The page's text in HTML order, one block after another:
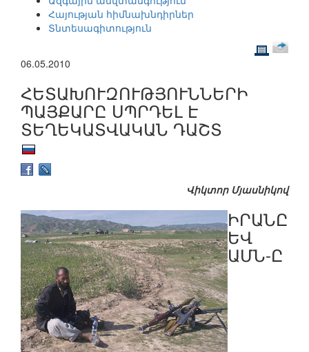
Հայության հիմնախնդիրներ
Տնտեսագիտություն
06.05.2010
ՀԵՏԱԽՈՒԶՈՒԹՅՈՒՆՆԵՐԻ
ՊԱՅՔԱՐԸ ՍՊՐԴԵԼ Է
ՏԵՂԵԿԱՏՎԱԿԱՆ ԴԱՇՏ
Վիկտոր Մյասնիկով
ԻՐԱՆԸ
ԵՎ
ԱՄՆ-Ը